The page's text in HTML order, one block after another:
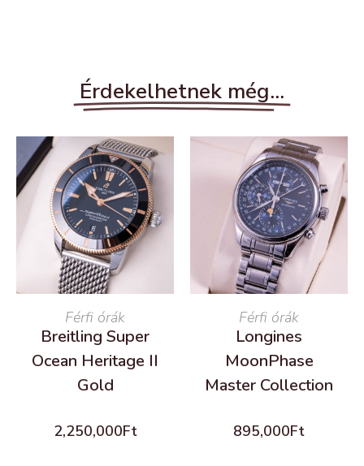
Érdekelhetnek még...
READ MORE
Férfi órák
Breitling Super
Ocean Heritage II
Gold
2,250,000Ft
READ MORE
Férfi órák
Longines
MoonPhase
Master Collection
895,000Ft